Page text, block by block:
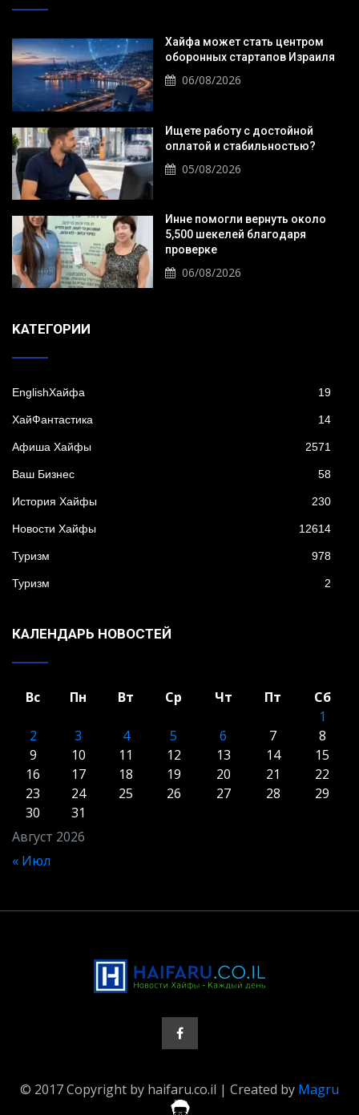
Хайфа может стать центром
оборонных стартапов Израиля
06/08/2026
Ищете работу с достойной
оплатой и стабильностью?
05/08/2026
Инне помогли вернуть около
5,500 шекелей благодаря
проверке
06/08/2026
KАТЕГОРИИ
EnglishХайфа 19
XайФантастика 14
Афиша Хайфы 2571
Ваш Бизнес 58
История Хайфы 230
Новости Хайфы 12614
Туризм 978
Туризм 2
КАЛЕНДАРЬ НОВОСТЕЙ
Август 2026
Вс Пн Вт Ср Чт Пт
Сб
1
2
3 4 5 6 7
8
9
10 11 12 13 14
15
16
17 18 19 20 21
22
23
24 25 26 27 28
29
30
31
« Июл
© 2017 Copyright by haifaru.co.il | Created by Magru